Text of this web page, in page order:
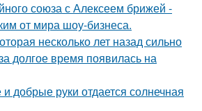
союза с Алексеем брижей -
от мира шоу-бизнеса.
несколько лет назад сильно
долгое время появилась на
добрые руки отдается солнечная